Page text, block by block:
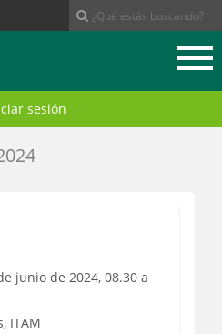
sesión
junio de 2024, 08.30 a
ITAM